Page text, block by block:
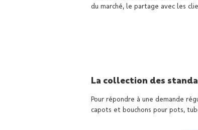
du marché, le partage avec les
La collection des
Pour répondre à une demande
capots et bouchons pour pots,